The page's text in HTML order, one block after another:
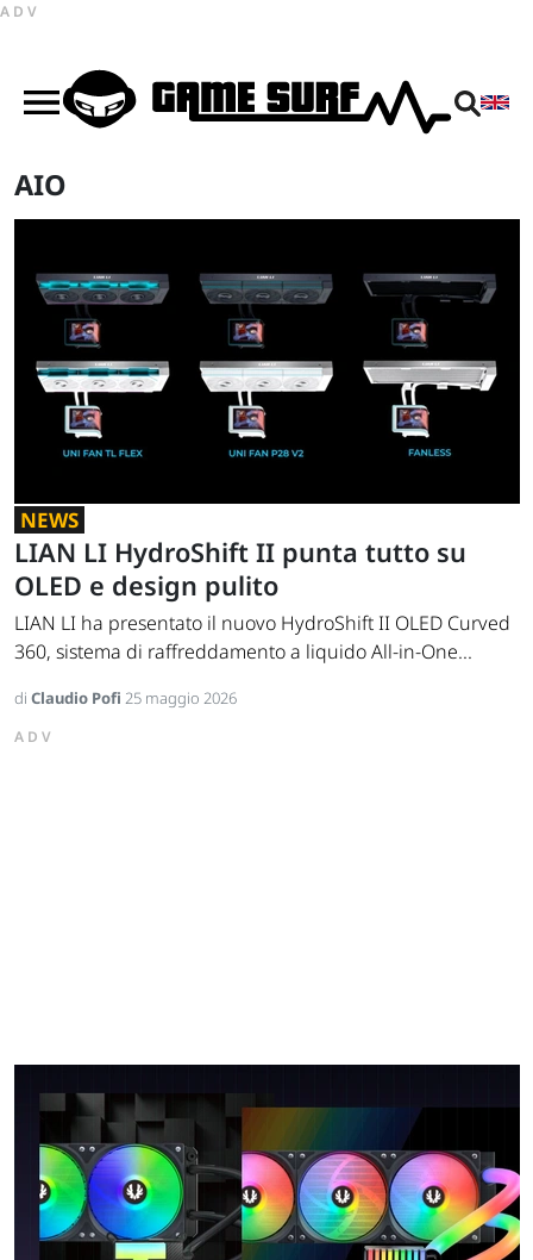
ADV
AIO
NEWS
LIAN LI HydroShift II punta tutto su
OLED e design pulito
LIAN LI ha presentato il nuovo HydroShift II OLED Curved
360, sistema di raffreddamento a liquido All-in-One...
di Claudio Pofi 25 maggio 2026
ADV